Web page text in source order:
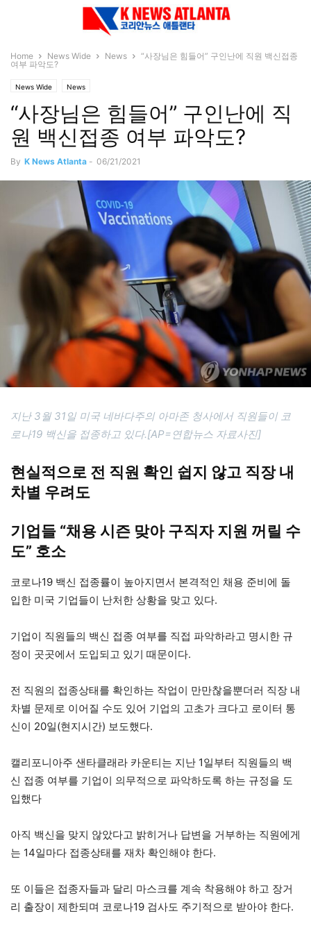
Home News Wide News
“사장님은 힘들어” 구인난에 직원 백신접종
여부 파악도?
News Wide News
“사장님은 힘들어” 구인난에 직
원 백신접종 여부 파악도?
By K News Atlanta - 06/21/2021
지난 3월 31일 미국 네바다주의 아마존 청사에서 직원들이 코
로나19 백신을 접종하고 있다.[AP=연합뉴스 자료사진]
현실적으로 전 직원 확인 쉽지 않고 직장 내
차별 우려도
기업들 “채용 시즌 맞아 구직자 지원 꺼릴 수
도” 호소
코로나19 백신 접종률이 높아지면서 본격적인 채용 준비에 돌
입한 미국 기업들이 난처한 상황을 맞고 있다.
기업이 직원들의 백신 접종 여부를 직접 파악하라고 명시한 규
정이 곳곳에서 도입되고 있기 때문이다.
전 직원의 접종상태를 확인하는 작업이 만만찮을뿐더러 직장 내
차별 문제로 이어질 수도 있어 기업의 고초가 크다고 로이터 통
신이 20일(현지시간) 보도했다.
캘리포니아주 샌타클래라 카운티는 지난 1일부터 직원들의 백
신 접종 여부를 기업이 의무적으로 파악하도록 하는 규정을 도
입했다
아직 백신을 맞지 않았다고 밝히거나 답변을 거부하는 직원에게
는 14일마다 접종상태를 재차 확인해야 한다.
또 이들은 접종자들과 달리 마스크를 계속 착용해야 하고 장거
리 출장이 제한되며 코로나19 검사도 주기적으로 받아야 한다.